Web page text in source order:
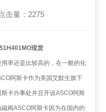
击量：2275
现货
率还是比较高的，在一般的化
阿斯卡作为美国艾默生旗下
卡办事处并且开设ASCO阿斯
阀ASCO阿斯卡因为在国内的